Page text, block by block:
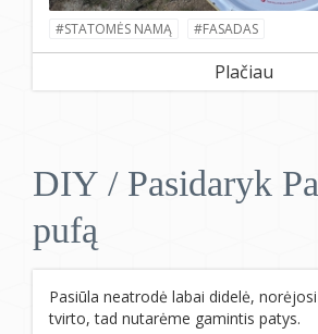
#STATOMĖS NAMĄ #FASADAS
Plačiau
DIY / Pasidaryk
pufą
Pasiūla neatrodė labai didelė,
tvirto, tad nutarėme gamintis patys.